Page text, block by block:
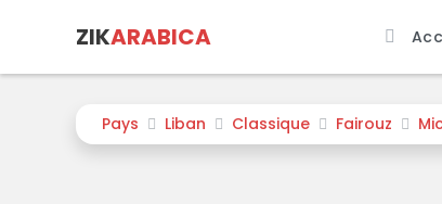
ZIKARABICA
Pays Liban Classique Fairouz